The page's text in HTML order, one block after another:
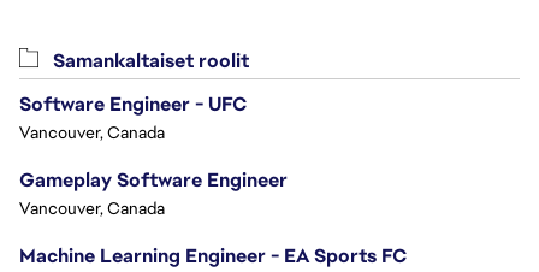
Samankaltaiset roolit
Software Engineer - UFC
Vancouver, Canada
Gameplay Software Engineer
Vancouver, Canada
Machine Learning Engineer - EA Sports FC